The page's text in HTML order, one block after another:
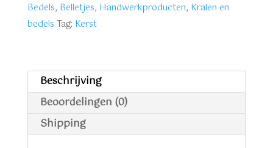
Bedels, Belletjes, Handwerkproducten, Kralen en
bedels Tag: Kerst
Beschrijving
Beoordelingen (0)
Shipping